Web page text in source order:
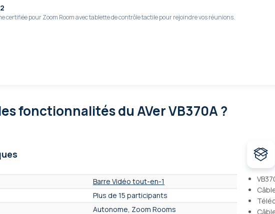
certifiée pour Zoom Room avec tablette de contrôle tactile pour rejoindre vos réunions.
fonctionnalitésdu AVer VB370A ?
Barre Vidéo tout-en-1
Plus de 15 participants
Autonome, Zoom Rooms